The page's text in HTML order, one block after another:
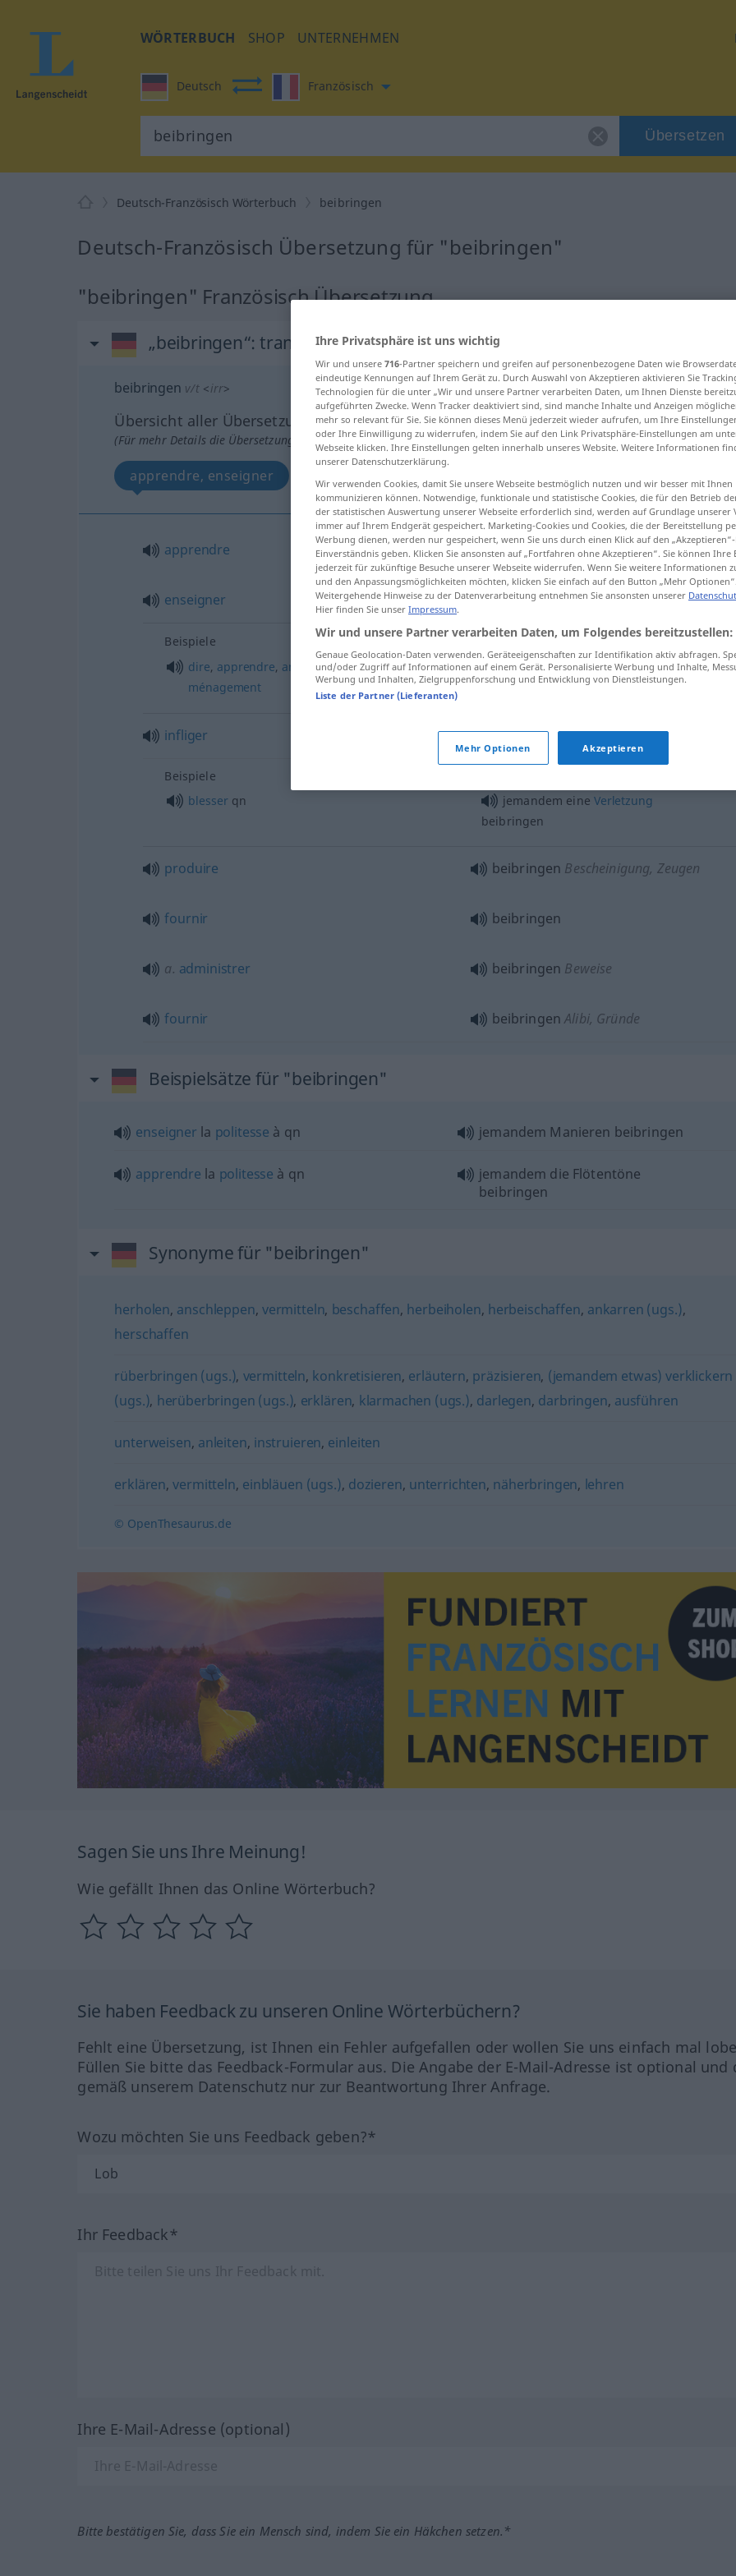
WÖRTERBUCH SHOP UNTERNEHMEN
Deutsch Französisch
Übersetzen
Deutsch-Französisch Wörterbuch beibringen
Deutsch-Französisch Übersetzung für "beibringen"
"beibringen" Französisch Übersetzung
„beibringen“: transitives Verb
beibringen v/t <irr>
Übersicht aller Übersetzungen
(Für mehr Details die Übersetzung anklicken/antippen)
apprendre, enseigner
apprendre beibringen(≈ lehren)
enseigner beibringen
Beispiele
dire, apprendre, annoncerqcàqnavec
ménagement
jemandemetwas schonend
beibringen (≈ mitteilen)
infliger beibringenNiederlage
Beispiele
blesserqn jemandem eine Verletzung
beibringen
produire beibringen Bescheinigung, Zeugen
fournir beibringen
a. administrer beibringen Beweise
fournir beibringen Alibi, Gründe
Beispielsätze für "beibringen"
enseigner la politesse à qn jemandem Manieren beibringen
apprendre la politesse à qn
jemandem die Flötentöne
beibringen
Synonyme für "beibringen"
herholen, anschleppen, vermitteln, beschaffen, herbeiholen, herbeischaffen, ankarren (ugs.),
herschaffen
rüberbringen (ugs.), vermitteln, konkretisieren, erläutern, präzisieren, (jemandem etwas) verklickern
(ugs.), herüberbringen (ugs.), erklären, klarmachen (ugs.), darlegen, darbringen, ausführen
unterweisen, anleiten, instruieren, einleiten
erklären,vermitteln, einbläuen (ugs.), dozieren, unterrichten, näherbringen, lehren
© OpenThesaurus.de
Sagen Sie uns Ihre Meinung!
Wie gefällt Ihnen das Online Wörterbuch?
Sie haben Feedback zu unseren Online Wörterbüchern?
Fehlt eine Übersetzung, ist Ihnen ein Fehler aufgefallen oder wollen Sie uns einfach mal
Füllen Sie bitte das Feedback-Formular aus. Die Angabe der E-Mail-Adresse ist optional und
gemäß unserem Datenschutz nur zur Beantwortung Ihrer Anfrage.
Wozu möchten Sie uns Feedback geben?*
Ihr Feedback*
Ihre E-Mail-Adresse (optional)
Bitte bestätigen Sie, dass Sie ein Mensch sind, indem Sie ein Häkchen setzen.*
Ihre Privatsphäre ist uns wichtig
Wir und unsere 716-Partner speichern und greifen auf personenbezogene Daten wie
eindeutige Kennungen auf Ihrem Gerät zu. Durch Auswahl von Akzeptieren aktivieren Sie
Technologien für die unter „Wir und unsere Partner verarbeiten Daten, um Ihnen Dienste
aufgeführten Zwecke. Wenn Tracker deaktiviert sind, sind manche Inhalte und Anzeigen
mehr so relevant für Sie. Sie können dieses Menü jederzeit wieder aufrufen, um Ihre
oder Ihre Einwilligung zu widerrufen, indem Sie auf den Link Privatsphäre-Einstellungen am
Webseite klicken. Ihre Einstellungen gelten innerhalb unseres Website. Weitere Informationen
unserer Datenschutzerklärung.
Wir verwenden Cookies, damit Sie unsere Webseite bestmöglich nutzen und wir besser mit Ihnen
kommunizieren können. Notwendige, funktionale und statistische Cookies, die für den Betrieb
der statistischen Auswertung unserer Webseite erforderlich sind, werden auf Grundlage unserer
immer auf Ihrem Endgerät gespeichert. Marketing-Cookies und Cookies, die der Bereitstellung
Werbung dienen, werden nur gespeichert, wenn Sie uns durch einen Klick auf den
Einverständnis geben. Klicken Sie ansonsten auf „Fortfahren ohne Akzeptieren“. Sie können Ihre
jederzeit für zukünftige Besuche unserer Webseite widerrufen. Wenn Sie weitere Informationen
und den Anpassungsmöglichkeiten möchten, klicken Sie einfach auf den Button „Mehr Optionen“.
Weitergehende Hinweise zu der Datenverarbeitung entnehmen Sie ansonsten unserer
Hier finden Sie unser Impressum.
Wir und unsere Partner verarbeiten Daten, um Folgendes bereitzustellen:
Genaue Geolocation-Daten verwenden. Geräteeigenschaften zur Identifikation aktiv abfragen.
und/oder Zugriff auf Informationen auf einem Gerät. Personalisierte Werbung und Inhalte,
Werbung und Inhalten, Zielgruppenforschung und Entwicklung von Dienstleistungen.
Liste der Partner (Lieferanten)
Mehr Optionen Akzeptieren